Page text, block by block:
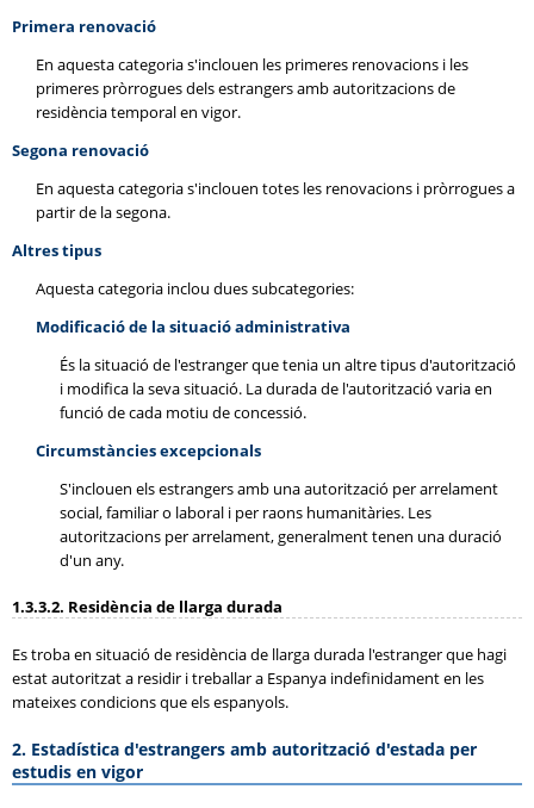
Primera renovació
En aquesta categoria s'inclouen les primeres renovacions i les
primeres pròrrogues dels estrangers amb autoritzacions de
residència temporal en vigor.
Segona renovació
En aquesta categoria s'inclouen totes les renovacions i pròrrogues a
partir de la segona.
Altres tipus
Aquesta categoria inclou dues subcategories:
Modificació de la situació administrativa
És la situació de l'estranger que tenia un altre tipus d'autorització
i modifica la seva situació. La durada de l'autorització varia en
funció de cada motiu de concessió.
Circumstàncies excepcionals
S'inclouen els estrangers amb una autorització per arrelament
social, familiar o laboral i per raons humanitàries. Les
autoritzacions per arrelament, generalment tenen una duració
d'un any.
1.3.3.2. Residència de llarga durada
Es troba en situació de residència de llarga durada l'estranger que hagi
estat autoritzat a residir i treballar a Espanya indefinidament en les
mateixes condicions que els espanyols.
2. Estadística d'estrangers amb autorització d'estada per
estudis en vigor